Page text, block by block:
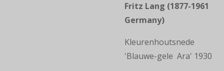
Fritz Lang (1877-1961
Germany)
Kleurenhoutsnede
'Blauwe-gele Ara' 1930